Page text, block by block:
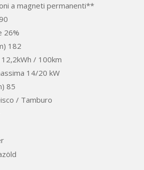
a magneti permanenti**
26%
182
/ 100km
14/20 kW
85
/ Tamburo